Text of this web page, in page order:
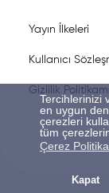
Tercihlerinizi
en uygun
çerezleri
tüm
Çerez
Kapat
Yayın İlkeleri
Kullanıcı
Gizlilik